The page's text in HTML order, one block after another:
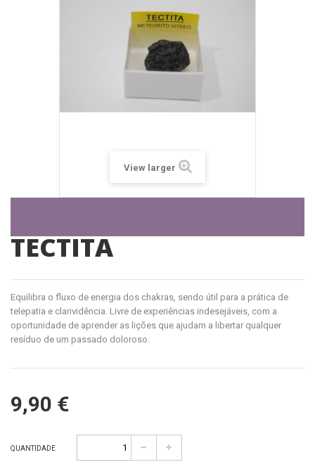
View larger
TECTITA
Equilibra o fluxo de energia dos chakras, sendo útil para a prática de
telepatia e clarividência. Livre de experiências indesejáveis, com a
oportunidade de aprender as lições que ajudam a libertar qualquer
resíduo de um passado doloroso.
9,90 €
QUANTIDADE